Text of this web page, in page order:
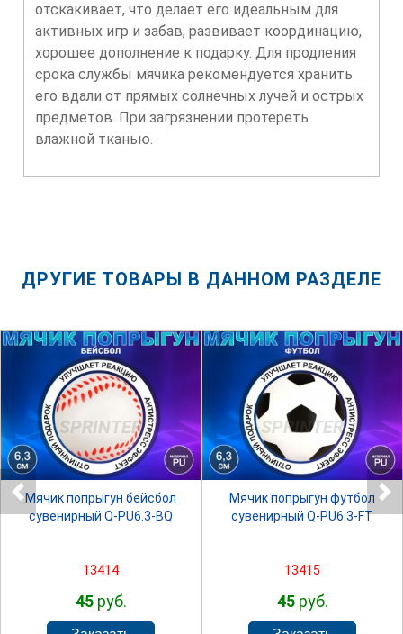
отскакивает, что делает его идеальным для
активных игр и забав, развивает координацию,
хорошее дополнение к подарку. Для продления
срока службы мячика рекомендуется хранить
его вдали от прямых солнечных лучей и острых
предметов. При загрязнении протереть
влажной тканью.
ДРУГИЕ ТОВАРЫ В ДАННОМ РАЗДЕЛЕ
SPRINTER
Мячик попрыгун бейсбол
сувенирный Q-PU6.3-BQ
13414
45руб.
SPRINTER
Мячик попрыгун футбол
сувенирный Q-PU6.3-FT
13415
45руб.